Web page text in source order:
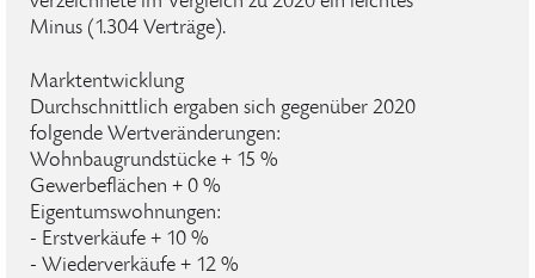
Minus (1.304 Verträge).
Marktentwicklung
Durchschnittlich ergaben sich gegenüber 2020
folgende Wertveränderungen:
Wohnbaugrundstücke + 15 %
Gewerbeflächen + 0 %
Eigentumswohnungen:
- Erstverkäufe + 10 %
- Wiederverkäufe + 12 %